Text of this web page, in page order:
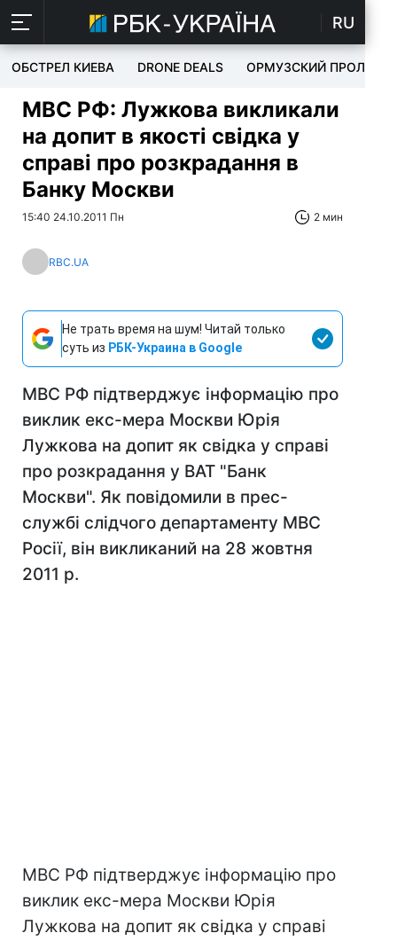
RU
ОБСТРЕЛ КИЕВА DRONE DEALS ОРМУЗСКИЙ ПРОЛИВ
МВС РФ: Лужкова викликали
на допит в якості свідка у
справі про розкрадання в
Банку Москви
15:40 24.10.2011 Пн 2 мин
RBC.UA
Не трать время на шум! Читай только
суть из РБК-Украина в Google
МВС РФ підтверджує інформацію про
виклик екс-мера Москви Юрія
Лужкова на допит як свідка у справі
про розкрадання у ВАТ "Банк
Москви". Як повідомили в прес-
службі слідчого департаменту МВС
Росії, він викликаний на 28 жовтня
2011 р.
МВС РФ підтверджує інформацію про
виклик екс-мера Москви Юрія
Лужкова на допит як свідка у справі